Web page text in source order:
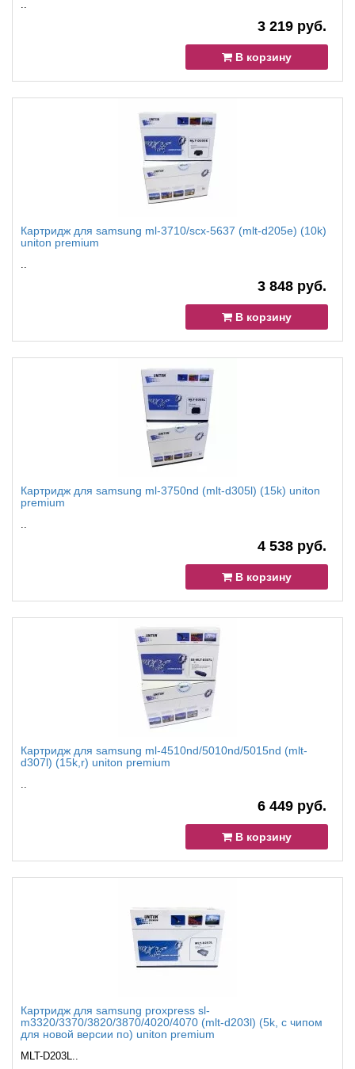
..
3 219 руб.
В корзину
Картридж для samsung ml-3710/scx-5637 (mlt-d205e) (10k)
uniton premium
..
3 848 руб.
В корзину
Картридж для samsung ml-3750nd (mlt-d305l) (15k) uniton
premium
..
4 538 руб.
В корзину
Картридж для samsung ml-4510nd/5010nd/5015nd (mlt-
d307l) (15k,r) uniton premium
..
6 449 руб.
В корзину
Картридж для samsung proxpress sl-
m3320/3370/3820/3870/4020/4070 (mlt-d203l) (5k, с чипом
для новой версии по) uniton premium
MLT-D203L..